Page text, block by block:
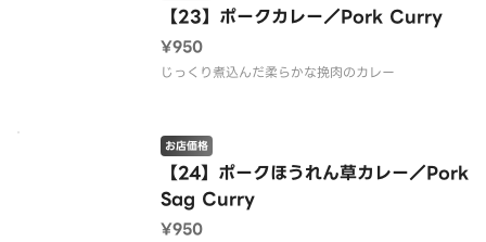
【23】ポークカレー／Pork Curry
¥950
じっくり煮込んだ柔らかな挽肉のカレー
【24】ポークほうれん草カレー／Pork
Sag Curry
お店価格
¥950